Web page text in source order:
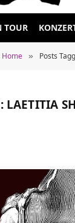
TOUR
Home » Posts
LAETITIA